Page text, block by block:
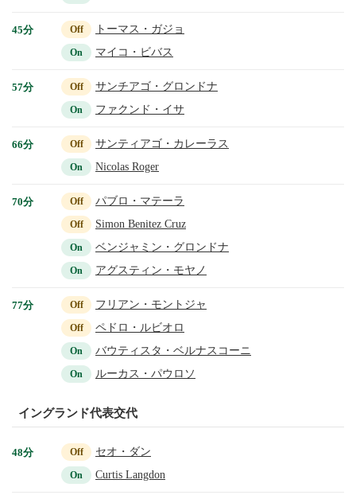
45分 Off トーマス・ガジョ
On マイコ・ビバス
57分 Off サンチアゴ・グロンドナ
On ファクンド・イサ
66分 Off サンティアゴ・カレーラス
On Nicolas Roger
70分 Off パブロ・マテーラ
Off Simon Benitez Cruz
On ベンジャミン・グロンドナ
On アグスティン・モヤノ
77分 Off フリアン・モントジャ
Off ペドロ・ルビオロ
On バウティスタ・ベルナスコーニ
On ルーカス・パウロソ
イングランド代表交代
48分 Off セオ・ダン
On Curtis Langdon